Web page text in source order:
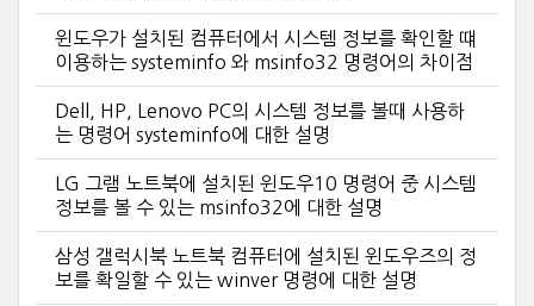
윈도우가 설치된 컴퓨터에서 시스템 정보를 확인할 떄
이용하는 systeminfo 와 msinfo32 명령어의 차이점
Dell, HP, Lenovo PC의 시스템 정보를 볼때 사용하
는 명령어 systeminfo에 대한 설명
LG 그램 노트북에 설치된 윈도우10 명령어 중 시스템
정보를 볼 수 있는 msinfo32에 대한 설명
삼성 갤럭시북 노트북 컴퓨터에 설치된 윈도우즈의 정
보를 확일할 수 있는 winver 명령에 대한 설명